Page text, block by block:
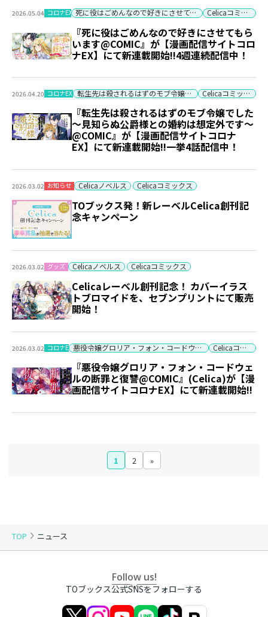
TOP ニュース
2026.05.04 コロナEX 死に役はごめんなので好きにさせてもらいます Celicaコミックス
『死に役はごめんなので好きにさせてもら
います@COMIC』が【漫画配信サイトコロ
ナEX】にて新連載開始!!4週連続配信中！
2026.04.20 コロナEX 転生先は殺されるはずのモブ令嬢でした Celicaコミックス
『転生先は殺されるはずのモブ令嬢でした
～見知らぬ公爵様との婚約は想定外です～
@COMIC』が【漫画配信サイトコロナ
EX】にて新連載開始!!一挙4話配信中！
2026.03.02 お知らせ Celicaノベルス Celicaコミックス
TOブックス発！新レーベルCelica創刊記
念キャンペーン
2026.03.02 グッズ Celicaノベルス Celicaコミックス
Celicaレーベル創刊記念！ カバーイラス
トブロマイドを、セブンプリントにて販売
開始！
2026.03.02 コロナEX 悪役令嬢グロリア・フォン・コードウェルの断罪と復讐 Celicaコミックス
『悪役令嬢グロリア・フォン・コードウェ
ルの断罪と復讐@COMIC』(Celica)が【漫
画配信サイトコロナEX】にて新連載開始!!
1 2 »
Follow us!
TOブックス公式SNSをフォローする